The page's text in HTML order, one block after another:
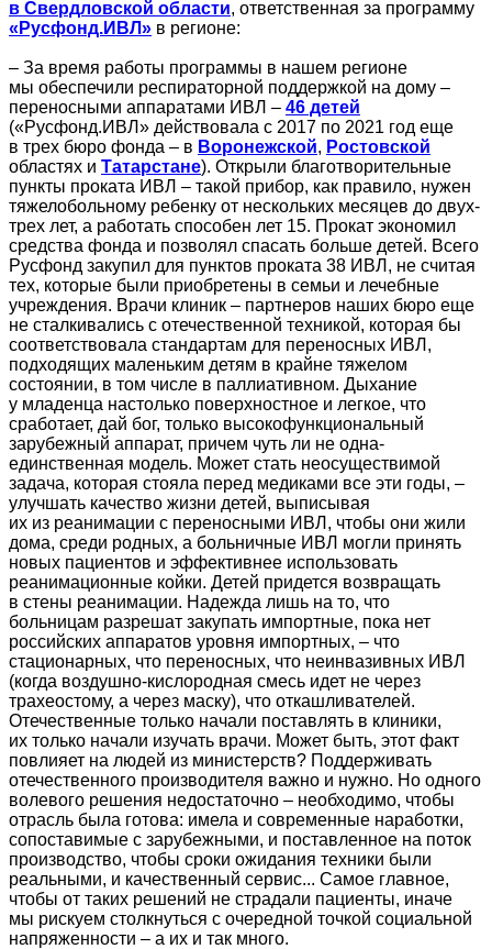
в Свердловской области, ответственная за программу
«Русфонд.ИВЛ» в регионе:
– За время работы программы в нашем регионе
мы обеспечили респираторной поддержкой на дому –
переносными аппаратами ИВЛ – 46 детей
(«Русфонд.ИВЛ» действовала с 2017 по 2021 год еще
в трех бюро фонда – в Воронежской, Ростовской
областях и Татарстане). Открыли благотворительные
пункты проката ИВЛ – такой прибор, как правило, нужен
тяжелобольному ребенку от нескольких месяцев до двух-
трех лет, а работать способен лет 15. Прокат экономил
средства фонда и позволял спасать больше детей. Всего
Русфонд закупил для пунктов проката 38 ИВЛ, не считая
тех, которые были приобретены в семьи и лечебные
учреждения. Врачи клиник – партнеров наших бюро еще
не сталкивались с отечественной техникой, которая бы
соответствовала стандартам для переносных ИВЛ,
подходящих маленьким детям в крайне тяжелом
состоянии, в том числе в паллиативном. Дыхание
у младенца настолько поверхностное и легкое, что
сработает, дай бог, только высокофункциональный
зарубежный аппарат, причем чуть ли не одна-
единственная модель. Может стать неосуществимой
задача, которая стояла перед медиками все эти годы, –
улучшать качество жизни детей, выписывая
их из реанимации с переносными ИВЛ, чтобы они жили
дома, среди родных, а больничные ИВЛ могли принять
новых пациентов и эффективнее использовать
реанимационные койки. Детей придется возвращать
в стены реанимации. Надежда лишь на то, что
больницам разрешат закупать импортные, пока нет
российских аппаратов уровня импортных, – что
стационарных, что переносных, что неинвазивных ИВЛ
(когда воздушно-кислородная смесь идет не через
трахеостому, а через маску), что откашливателей.
Отечественные только начали поставлять в клиники,
их только начали изучать врачи. Может быть, этот факт
повлияет на людей из министерств? Поддерживать
отечественного производителя важно и нужно. Но одного
волевого решения недостаточно – необходимо, чтобы
отрасль была готова: имела и современные наработки,
сопоставимые с зарубежными, и поставленное на поток
производство, чтобы сроки ожидания техники были
реальными, и качественный сервис... Самое главное,
чтобы от таких решений не страдали пациенты, иначе
мы рискуем столкнуться с очередной точкой социальной
напряженности – а их и так много.